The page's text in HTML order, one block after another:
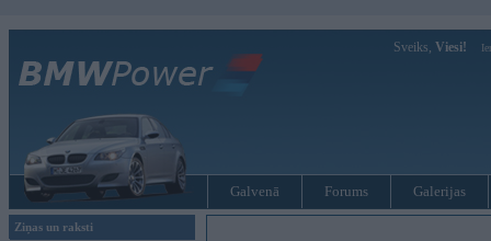
Sveiks, Viesi!
Galvenā Forums Galerijas
Ziņas un raksti